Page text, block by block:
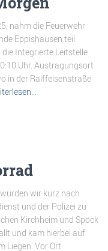
nahm die Feuerwehr
Eppishausen teil.
Integrierte Leitstelle
Uhr. Austragungsort
in der Raiffeisenstraße
wir kurz nach
und der Polizei zu
Kirchheim und Spöck
und kam hierbei auf
Liegen. Vor Ort